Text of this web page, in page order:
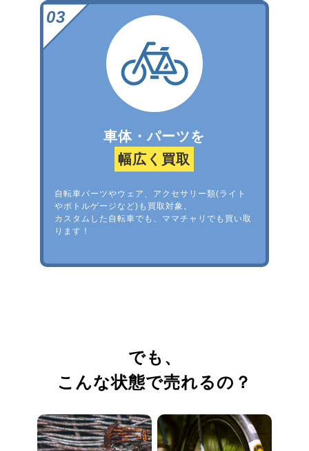
車体・パーツを
幅広く買取
自転車パーツやウェア、アクセサリー類(ライト
やボトルゲージなど)も買取対象。
カスタムした自転車でも、ママチャリでも買い取
ります！
でも、
こんな状態で売れるの？